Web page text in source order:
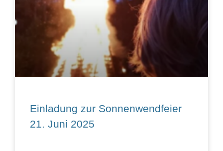
Einladung zur Sonnenwendfeier
21. Juni 2025